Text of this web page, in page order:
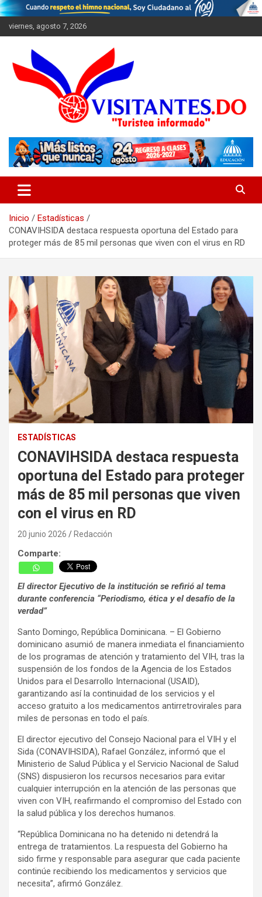
Saltar
al
contenido
viernes, agosto 7, 2026
Visitantes
Inicio
Estadísticas
CONAVIHSIDA destaca respuesta oportuna del Estado para
proteger más de 85 mil personas que viven con el virus en RD
ESTADÍSTICAS
CONAVIHSIDA destaca respuesta
oportuna del Estado para proteger
más de 85 mil personas que viven
con el virus en RD
20 junio 2026 Redacción
Comparte:
El director Ejecutivo de la institución se refirió al tema
durante conferencia “Periodismo, ética y el desafío de la
verdad”
Santo Domingo, República Dominicana. – El Gobierno
dominicano asumió de manera inmediata el financiamiento
de los programas de atención y tratamiento del VIH, tras la
suspensión de los fondos de la Agencia de los Estados
Unidos para el Desarrollo Internacional (USAID),
garantizando así la continuidad de los servicios y el
acceso gratuito a los medicamentos antirretrovirales para
miles de personas en todo el país.
El director ejecutivo del Consejo Nacional para el VIH y el
Sida (CONAVIHSIDA), Rafael González, informó que el
Ministerio de Salud Pública y el Servicio Nacional de Salud
(SNS) dispusieron los recursos necesarios para evitar
cualquier interrupción en la atención de las personas que
viven con VIH, reafirmando el compromiso del Estado con
la salud pública y los derechos humanos.
“República Dominicana no ha detenido ni detendrá la
entrega de tratamientos. La respuesta del Gobierno ha
sido firme y responsable para asegurar que cada paciente
continúe recibiendo los medicamentos y servicios que
necesita”, afirmó González.